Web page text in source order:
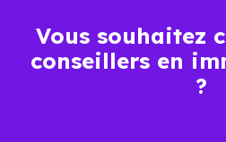
Actualités
Vous souhaitez
conseillers en
?